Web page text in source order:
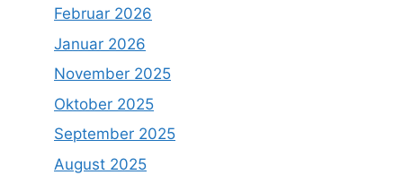
Februar 2026
Januar 2026
November 2025
Oktober 2025
September 2025
August 2025